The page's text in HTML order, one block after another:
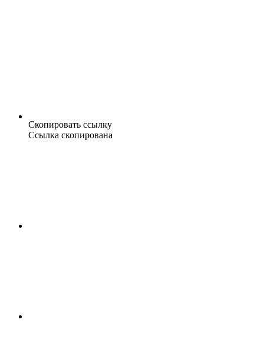
Скопировать ссылку
Ссылка скопирована